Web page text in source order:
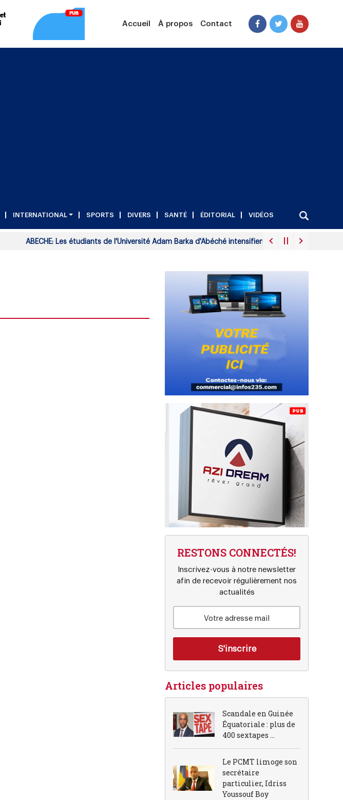
Accueil À propos Contact
INTERNATIONAL SPORTS DIVERS SANTÉ ÉDITORIAL VIDÉOS
ABECHE: Les étudiants de l'Université Adam Barka d'Abéché intensifient leur mobilisation face
RESTONS CONNECTÉS!
Inscrivez-vous à notre newsletter
afin de recevoir régulièrement nos
actualités
Articles populaires
Scandale en Guinée
Équatoriale : plus de
400 sextapes ...
Le PCMT limoge son
secrétaire
particulier, Idriss
Youssouf Boy